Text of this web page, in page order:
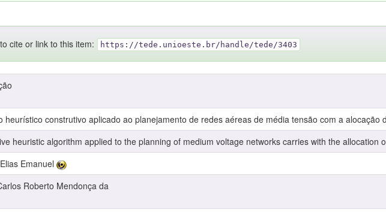
cite or link to this item: https://tede.unioeste.br/handle/tede/3403
heurístico construtivo aplicado ao planejamento de redes aéreas de média tensão com a alocação
heuristic algorithm applied to the planning of medium voltage networks carries with the allocation
Emanuel
Roberto Mendonça da